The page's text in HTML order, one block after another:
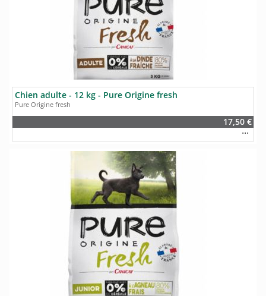
Chien adulte - 12 kg - Pure Origine fresh
Pure Origine fresh
17,50 €